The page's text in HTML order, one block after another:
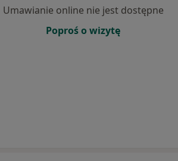
Umawianie online nie jest dostępne
Poproś o wizytę